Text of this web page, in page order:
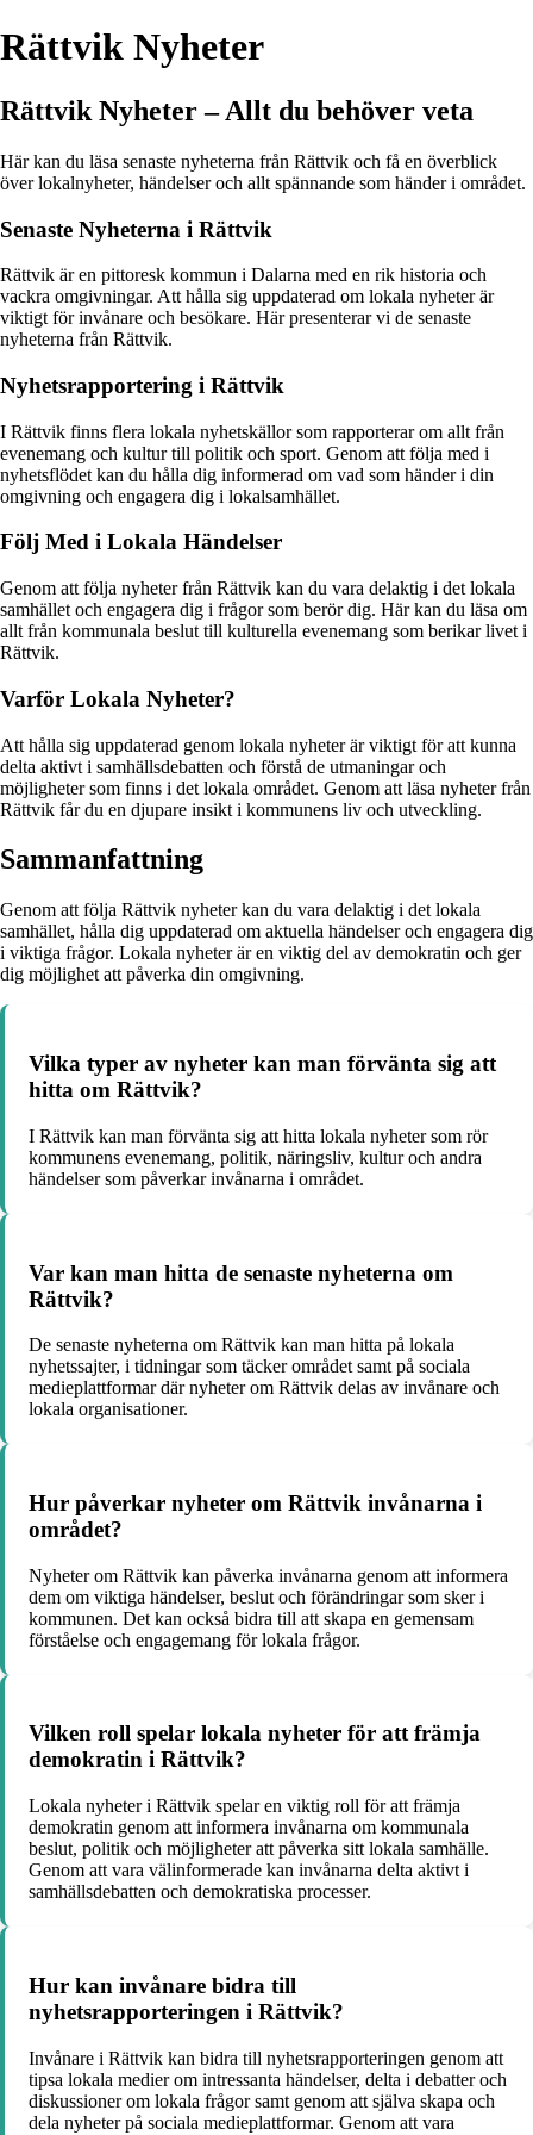
Rättvik Nyheter
Rättvik Nyheter – Allt du behöver veta
Här kan du läsa senaste nyheterna från Rättvik och få en överblick
över lokalnyheter, händelser och allt spännande som händer i området.
Senaste Nyheterna i Rättvik
Rättvik är en pittoresk kommun i Dalarna med en rik historia och
vackra omgivningar. Att hålla sig uppdaterad om lokala nyheter är
viktigt för invånare och besökare. Här presenterar vi de senaste
nyheterna från Rättvik.
Nyhetsrapportering i Rättvik
I Rättvik finns flera lokala nyhetskällor som rapporterar om allt från
evenemang och kultur till politik och sport. Genom att följa med i
nyhetsflödet kan du hålla dig informerad om vad som händer i din
omgivning och engagera dig i lokalsamhället.
Följ Med i Lokala Händelser
Genom att följa nyheter från Rättvik kan du vara delaktig i det lokala
samhället och engagera dig i frågor som berör dig. Här kan du läsa om
allt från kommunala beslut till kulturella evenemang som berikar livet i
Rättvik.
Varför Lokala Nyheter?
Att hålla sig uppdaterad genom lokala nyheter är viktigt för att kunna
delta aktivt i samhällsdebatten och förstå de utmaningar och
möjligheter som finns i det lokala området. Genom att läsa nyheter från
Rättvik får du en djupare insikt i kommunens liv och utveckling.
Sammanfattning
Genom att följa Rättvik nyheter kan du vara delaktig i det lokala
samhället, hålla dig uppdaterad om aktuella händelser och engagera dig
i viktiga frågor. Lokala nyheter är en viktig del av demokratin och ger
dig möjlighet att påverka din omgivning.
Vilka typer av nyheter kan man förvänta sig att
hitta om Rättvik?
I Rättvik kan man förvänta sig att hitta lokala nyheter som rör
kommunens evenemang, politik, näringsliv, kultur och andra
händelser som påverkar invånarna i området.
Var kan man hitta de senaste nyheterna om
Rättvik?
De senaste nyheterna om Rättvik kan man hitta på lokala
nyhetssajter, i tidningar som täcker området samt på sociala
medieplattformar där nyheter om Rättvik delas av invånare och
lokala organisationer.
Hur påverkar nyheter om Rättvik invånarna i
området?
Nyheter om Rättvik kan påverka invånarna genom att informera
dem om viktiga händelser, beslut och förändringar som sker i
kommunen. Det kan också bidra till att skapa en gemensam
förståelse och engagemang för lokala frågor.
Vilken roll spelar lokala nyheter för att främja
demokratin i Rättvik?
Lokala nyheter i Rättvik spelar en viktig roll för att främja
demokratin genom att informera invånarna om kommunala
beslut, politik och möjligheter att påverka sitt lokala samhälle.
Genom att vara välinformerade kan invånarna delta aktivt i
samhällsdebatten och demokratiska processer.
Hur kan invånare bidra till
nyhetsrapporteringen i Rättvik?
Invånare i Rättvik kan bidra till nyhetsrapporteringen genom att
tipsa lokala medier om intressanta händelser, delta i debatter och
diskussioner om lokala frågor samt genom att själva skapa och
dela nyheter på sociala medieplattformar. Genom att vara